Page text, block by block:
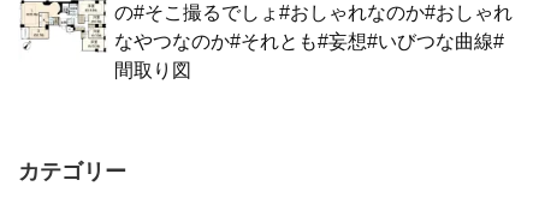
の#そこ撮るでしょ#おしゃれなのか#おしゃれ
なやつなのか#それとも#妄想#いびつな曲線#
間取り図
カテゴリー